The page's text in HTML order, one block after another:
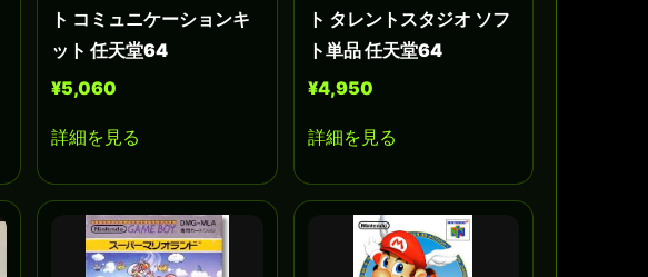
ト コミュニケーションキ
ット 任天堂64
¥5,060
詳細を見る
ト タレントスタジオ ソフ
ト単品 任天堂64
¥4,950
詳細を見る